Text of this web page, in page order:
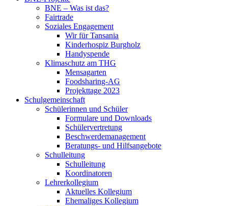
BNE – Was ist das?
Fairtrade
Soziales Engagement
Wir für Tansania
Kinderhospiz Burgholz
Handyspende
Klimaschutz am THG
Mensagarten
Foodsharing-AG
Projekttage 2023
Schulgemeinschaft
Schülerinnen und Schüler
Formulare und Downloads
Schülervertretung
Beschwerdemanagement
Beratungs- und Hilfsangebote
Schulleitung
Schulleitung
Koordinatoren
Lehrerkollegium
Aktuelles Kollegium
Ehemaliges Kollegium